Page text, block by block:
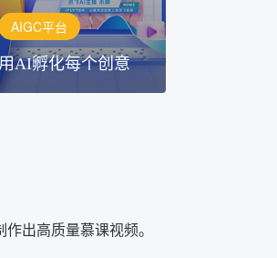
AIGC平台
用AI孵化每个创意
出高质量慕课视频。